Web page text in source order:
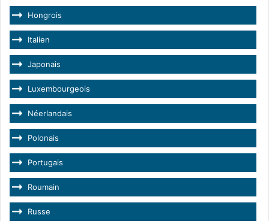
Hongrois
Italien
Japonais
Luxembourgeois
Néerlandais
Polonais
Portugais
Roumain
Russe